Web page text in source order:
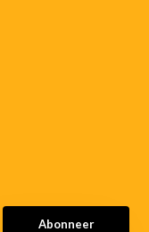
Abonneer